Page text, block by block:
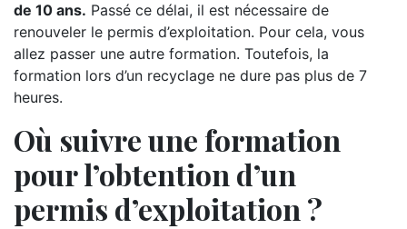
de 10 ans. Passé ce délai, il est nécessaire de
renouveler le permis d’exploitation. Pour cela, vous
allez passer une autre formation. Toutefois, la
formation lors d’un recyclage ne dure pas plus de 7
heures.
Où suivre une formation
pour l’obtention d’un
permis d’exploitation ?